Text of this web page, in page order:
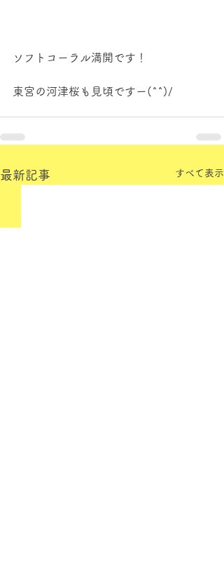
ソフトコーラル満開です！
東宮の河津桜も見頃ですー(^^)/
最新記事 すべて表示